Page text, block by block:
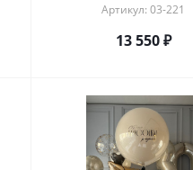
Артикул: 03-221
13 550₽